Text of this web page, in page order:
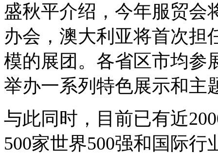
盛秋平介绍，今年服贸会
办会，澳大利亚将首次担
模的展团。各省区市均参
举办一系列特色展示和主
与此同时，目前已有近
500家世界500强和国际